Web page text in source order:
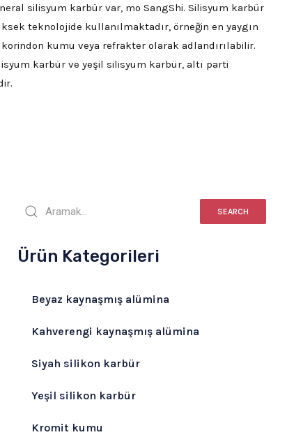
silisyum karbür var, mo SangShi. Silisyum karbür
teknolojide kullanılmaktadır, örneğin en yaygın
kumu veya refrakter olarak adlandırılabilir.
karbür ve yeşil silisyum karbür, altı parti
SEARCH
Ürün Kategorileri
Beyaz kaynaşmış alümina
Kahverengi kaynaşmış alümina
Siyah silikon karbür
Yeşil silikon karbür
Kromit kumu